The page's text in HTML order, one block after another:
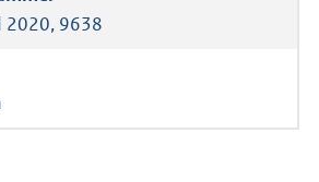
2020, 9638